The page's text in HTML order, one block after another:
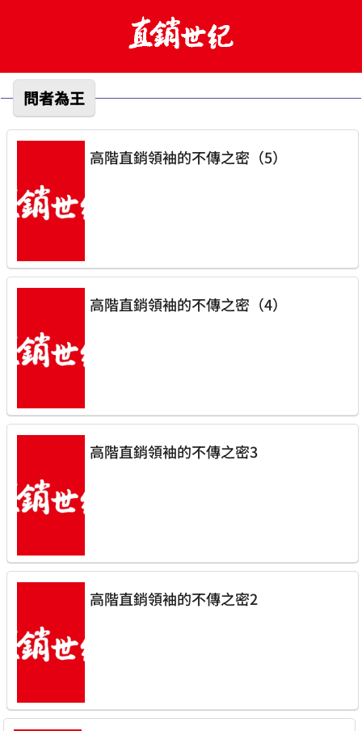
問者為王
高階直銷領袖的不傳之密（5）
高階直銷領袖的不傳之密（4）
高階直銷領袖的不傳之密3
高階直銷領袖的不傳之密2